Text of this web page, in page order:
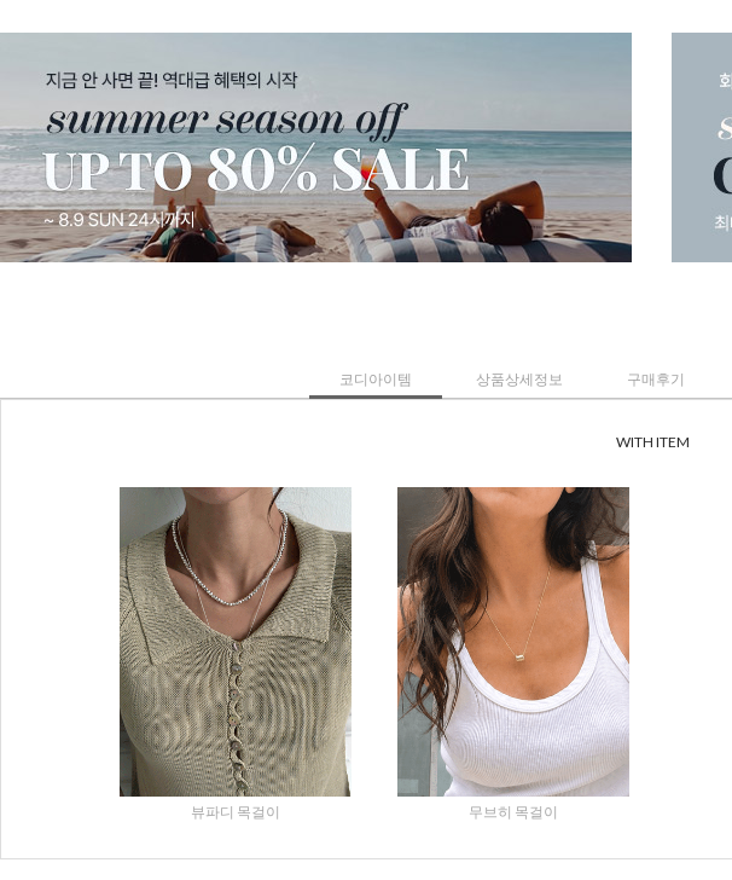
코디아이템 상품상세정보 구매후기
WITH ITEM
뷰파디 목걸이 무브히 목걸이